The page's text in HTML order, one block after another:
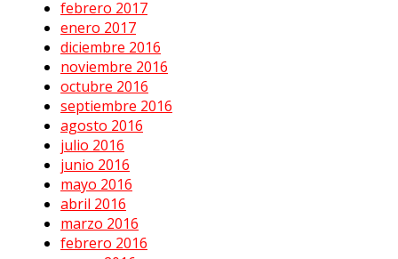
febrero 2017
enero 2017
diciembre 2016
noviembre 2016
octubre 2016
septiembre 2016
agosto 2016
julio 2016
junio 2016
mayo 2016
abril 2016
marzo 2016
febrero 2016